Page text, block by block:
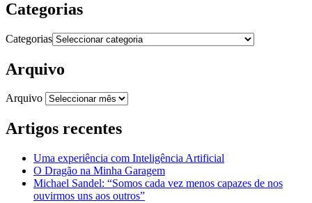
Categorias
Categorias
Arquivo
Arquivo
Artigos recentes
Uma experiência com Inteligência Artificial
O Dragão na Minha Garagem
Michael Sandel: “Somos cada vez menos capazes de nos
ouvirmos uns aos outros”